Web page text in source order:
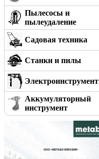
Пылесосы и
пылеудаление
Садовая техника
Станки и пилы
Электроинструмент
Аккумуляторный
инструмент